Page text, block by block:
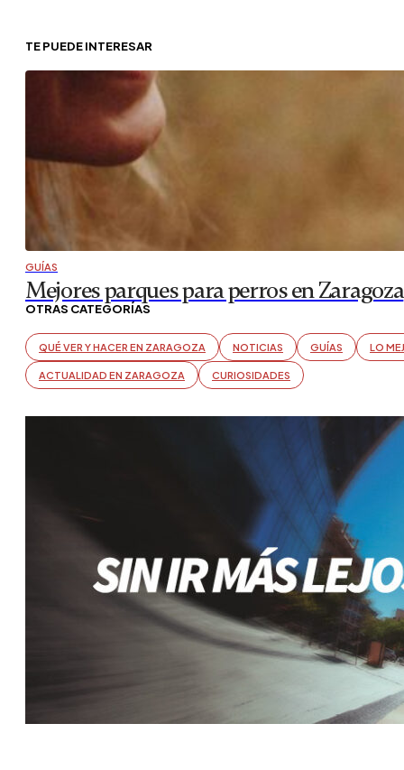
TE PUEDE INTERESAR
GUÍAS
Mejores parques para perros en Zaragoza
OTRAS CATEGORÍAS
QUÉ VER Y HACER EN ZARAGOZA NOTICIAS GUÍAS LO
ACTUALIDAD EN ZARAGOZA CURIOSIDADES